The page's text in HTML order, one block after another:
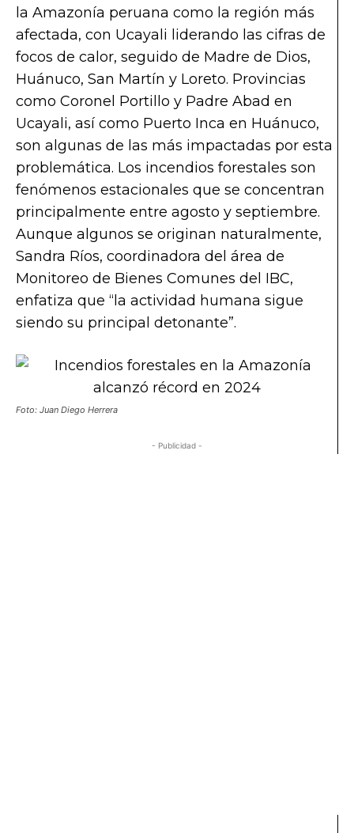
la Amazonía peruana como la región más
afectada, con Ucayali liderando las cifras de
focos de calor, seguido de Madre de Dios,
Huánuco, San Martín y Loreto. Provincias
como Coronel Portillo y Padre Abad en
Ucayali, así como Puerto Inca en Huánuco,
son algunas de las más impactadas por esta
problemática. Los incendios forestales son
fenómenos estacionales que se concentran
principalmente entre agosto y septiembre.
Aunque algunos se originan naturalmente,
Sandra Ríos, coordinadora del área de
Monitoreo de Bienes Comunes del IBC,
enfatiza que “la actividad humana sigue
siendo su principal detonante”.
Foto: Juan Diego Herrera
- Publicidad -